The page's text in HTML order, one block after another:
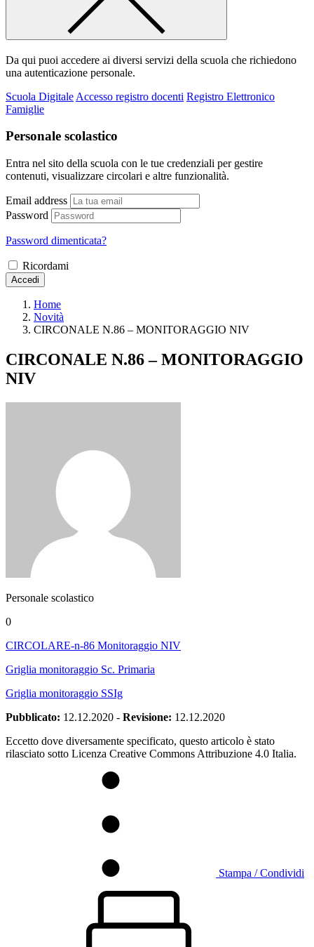
Da qui puoi accedere ai diversi servizi della scuola che richiedono
una autenticazione personale.
Scuola Digitale Accesso registro docenti Registro Elettronico
Famiglie
Personale scolastico
Entra nel sito della scuola con le tue credenziali per gestire
contenuti, visualizzare circolari e altre funzionalità.
Email address
Password
Password dimenticata?
Ricordami
Accedi
Home
Novità
CIRCONALE N.86 – MONITORAGGIO NIV
CIRCONALE N.86 – MONITORAGGIO
NIV
Personale scolastico
0
CIRCOLARE-n-86 Monitoraggio NIV
Griglia monitoraggio Sc. Primaria
Griglia monitoraggio SSIg
Pubblicato: 12.12.2020 - Revisione: 12.12.2020
Eccetto dove diversamente specificato, questo articolo è stato
rilasciato sotto Licenza Creative Commons Attribuzione 4.0 Italia.
Stampa / Condividi